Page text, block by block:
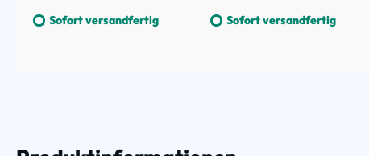
Sofort versandfertig Sofort versandfertig